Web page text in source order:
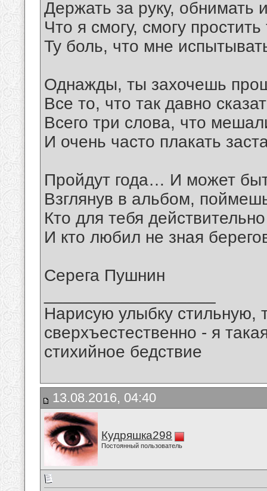
Держать за руку, обнимать
Что я смогу, смогу простить
Ту боль, что мне
Однажды, ты захочешь
Все то, что так давно
Всего три слова, что
И очень часто плакать
Пройдут года… И может
Взглянув в альбом,
Кто для тебя
И кто любил не зная
Серега Пушнин
Нарисую улыбку стильную,
сверхъестественно - я
стихийное бедствие
13.08.2016, 04:40
Кудряшка298
Постоянный пользователь